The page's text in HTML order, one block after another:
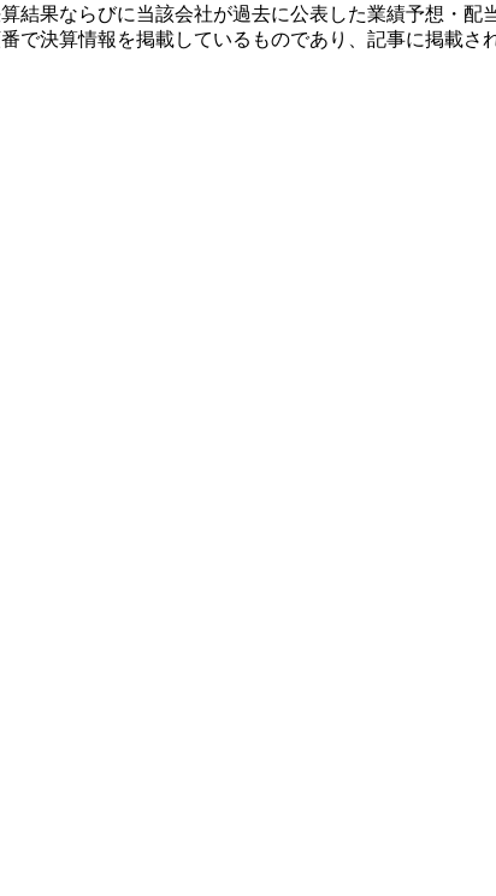
結果ならびに当該会社が過去に公表した業績予想・
で決算情報を掲載しているものであり、記事に掲載